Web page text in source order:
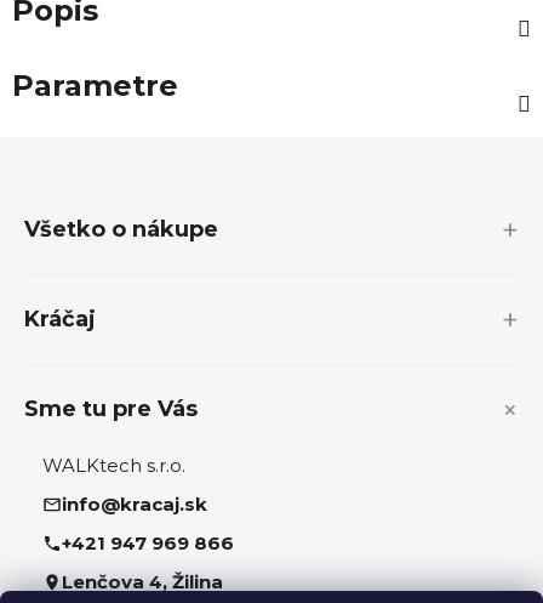
Popis
Parametre
Všetko o nákupe
Kráčaj
Sme tu pre Vás
WALKtech s.r.o.
info@kracaj.sk
+421 947 969 866
Lenčova 4, Žilina